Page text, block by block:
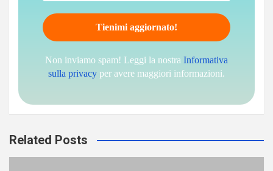
Non inviamo spam! Leggi la nostra Informativa
sulla privacy per avere maggiori informazioni.
Related Posts